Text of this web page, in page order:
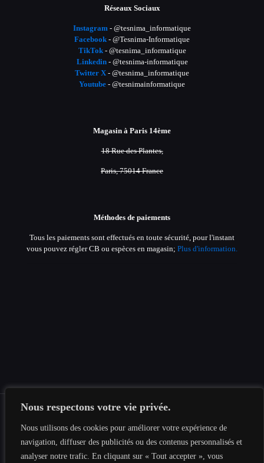
Nous respectons votre vie privée.
Nous utilisons des cookies pour améliorer votre expérience de
navigation, diffuser des publicités ou des contenus personnalisés et
analyser notre trafic. En cliquant sur « Tout accepter », vous
Réseaux Sociaux
Instagram - @tesnima_informatique
Facebook - @Tesnima-Informatique
TikTok- @tesnima_informatique
Linkedin- @tesnima-informatique
Twitter X - @tesnima_informatique
Youtube - @tesnimainformatique
Magasin à Paris 14ème
18 Rue des Plantes,
Paris, 75014 France
Méthodes de paiements
Tous les paiements sont effectués en toute sécurité, pour l'instant
vous pouvez régler CB ou espèces en magasin; Plus d'information.
© 2019-2026 Tous les droits sont réservés auTesnima
Informatique|Mentions légales|Politique de confidentialité